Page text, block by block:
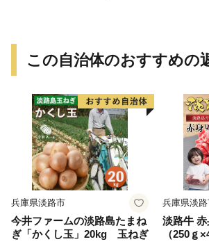
この自治体のおすすめの
兵庫県淡路市
今井ファームの淡路島たまね
ぎ「かくし玉」20kg 玉ねぎ
兵庫県淡
淡路牛
（250ｇ